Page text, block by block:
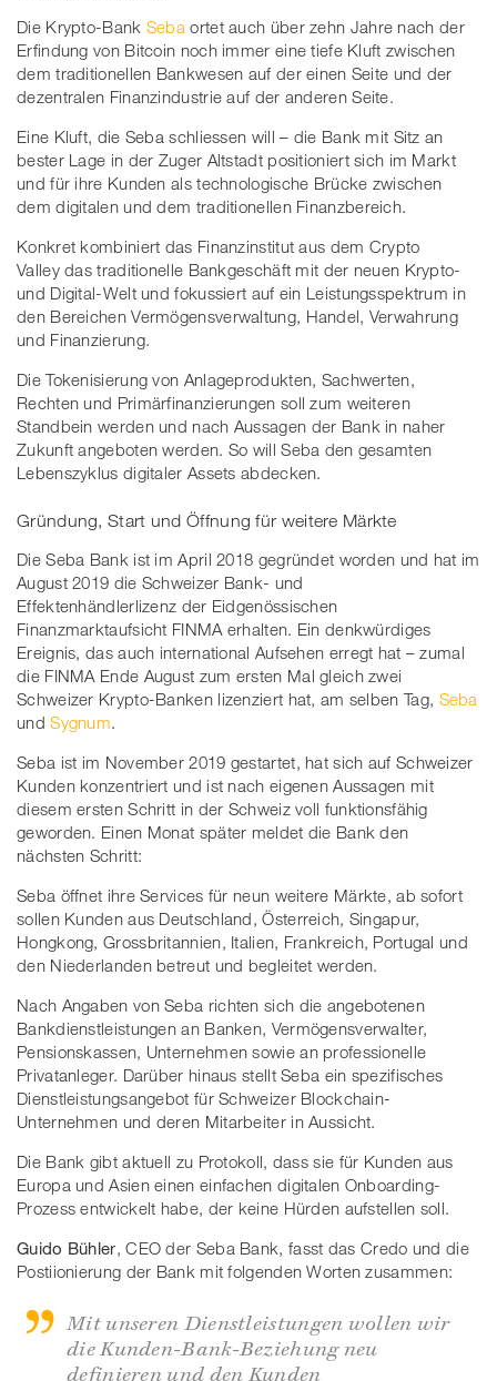
Die Krypto-Bank Seba ortet auch über zehn Jahre nach der
Erfindung von Bitcoin noch immer eine tiefe Kluft zwischen
dem traditionellen Bankwesen auf der einen Seite und der
dezentralen Finanzindustrie auf der anderen Seite.
Eine Kluft, die Seba schliessen will – die Bank mit Sitz an
bester Lage in der Zuger Altstadt positioniert sich im Markt
und für ihre Kunden als technologische Brücke zwischen
dem digitalen und dem traditionellen Finanzbereich.
Konkret kombiniert das Finanzinstitut aus dem Crypto
Valley das traditionelle Bankgeschäft mit der neuen Krypto-
und Digital-Welt und fokussiert auf ein Leistungsspektrum in
den Bereichen Vermögensverwaltung, Handel, Verwahrung
und Finanzierung.
Die Tokenisierung von Anlageprodukten, Sachwerten,
Rechten und Primärfinanzierungen soll zum weiteren
Standbein werden und nach Aussagen der Bank in naher
Zukunft angeboten werden. So will Seba den gesamten
Lebenszyklus digitaler Assets abdecken.
Gründung, Start und Öffnung für weitere Märkte
Die Seba Bank ist im April 2018 gegründet worden und hat im
August 2019 die Schweizer Bank- und
Effektenhändlerlizenz der Eidgenössischen
Finanzmarktaufsicht FINMA erhalten. Ein denkwürdiges
Ereignis, das auch international Aufsehen erregt hat – zumal
die FINMA Ende August zum ersten Mal gleich zwei
Schweizer Krypto-Banken lizenziert hat, am selben Tag, Seba
undSygnum.
Seba ist im November 2019 gestartet, hat sich auf Schweizer
Kunden konzentriert und ist nach eigenen Aussagen mit
diesem ersten Schritt in der Schweiz voll funktionsfähig
geworden. Einen Monat später meldet die Bank den
nächsten Schritt:
Seba öffnet ihre Services für neun weitere Märkte, ab sofort
sollen Kunden aus Deutschland, Österreich, Singapur,
Hongkong, Grossbritannien, Italien, Frankreich, Portugal und
den Niederlanden betreut und begleitet werden.
Nach Angaben von Seba richten sich die angebotenen
Bankdienstleistungen an Banken, Vermögensverwalter,
Pensionskassen, Unternehmen sowie an professionelle
Privatanleger. Darüber hinaus stellt Seba ein spezifisches
Dienstleistungsangebot für Schweizer Blockchain-
Unternehmen und deren Mitarbeiter in Aussicht.
Die Bank gibt aktuell zu Protokoll, dass sie für Kunden aus
Europa und Asien einen einfachen digitalen Onboarding-
Prozess entwickelt habe, der keine Hürden aufstellen soll.
Guido Bühler, CEO der Seba Bank, fasst das Credo und die
Postiionierung der Bank mit folgenden Worten zusammen:
Mit unseren Dienstleistungen wollen wir
die Kunden-Bank-Beziehung neu
definieren und den Kunden